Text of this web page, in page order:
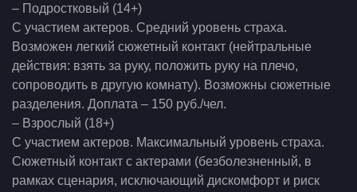
– Подростковый (14+)
С участием актеров. Средний уровень страха.
Возможен легкий сюжетный контакт (нейтральные
действия: взять за руку, положить руку на плечо,
сопроводить в другую комнату). Возможны сюжетные
разделения. Доплата – 150 руб./чел.
– Взрослый (18+)
С участием актеров. Максимальный уровень страха.
Сюжетный контакт с актерами (безболезненный, в
рамках сценария, исключающий дискомфорт и риск